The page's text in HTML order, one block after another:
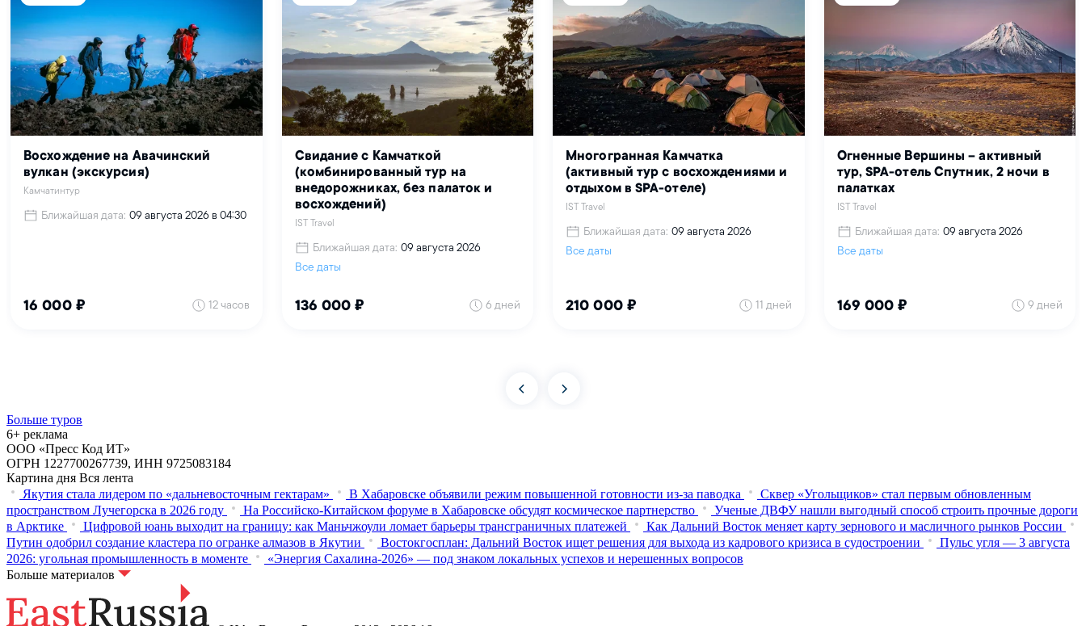
Больше туров
6+ реклама
ООО «Пресс Код ИТ»
ОГРН 1227700267739, ИНН 9725083184
Картина дня Вся лента
Якутия стала лидером по «дальневосточным гектарам»
В Хабаровске объявили режим повышенной готовности из‑за паводка
Сквер «Угольщиков» стал первым обновленным
пространством Лучегорска в 2026 году
На Российско-Китайском форуме в Хабаровске обсудят космическое партнерство
Ученые ДВФУ нашли выгодный способ строить прочные дороги
в Арктике
Цифровой юань выходит на границу: как Маньчжоули ломает барьеры трансграничных платежей
Как Дальний Восток меняет карту зернового и масличного рынков России
Путин одобрил создание кластера по огранке алмазов в Якутии
Востокгосплан: Дальний Восток ищет решения для выхода из кадрового кризиса в судостроении
Пульс угля — 3 августа
2026: угольная промышленность в моменте
«Энергия Сахалина-2026» — под знаком локальных успехов и нерешенных вопросов
Больше материалов